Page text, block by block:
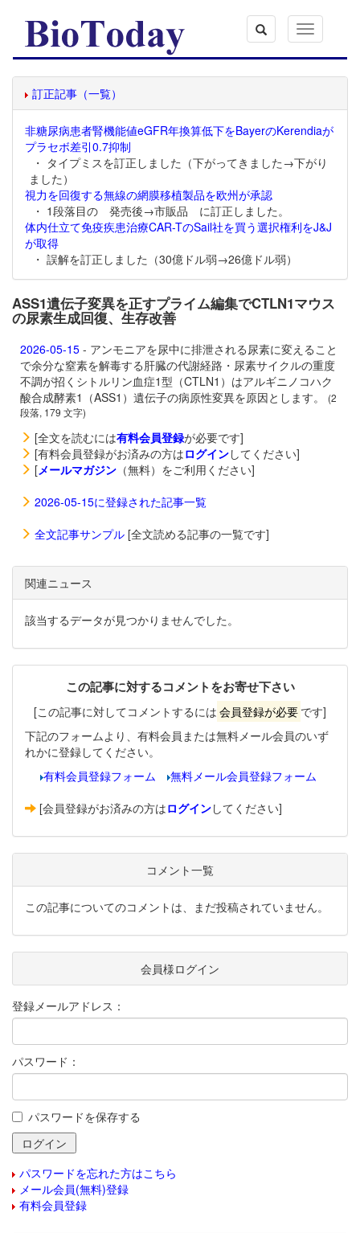
Toggle
navigation
訂正記事（一覧）
非糖尿病患者腎機能値eGFR年換算低下をBayerのKerendiaが
プラセボ差引0.7抑制
・ タイプミスを訂正しました（下がってきました→下がり
ました）
視力を回復する無線の網膜移植製品を欧州が承認
・ 1段落目の 発売後→市販品 に訂正しました。
体内仕立て免疫疾患治療CAR-TのSail社を買う選択権利をJ&J
が取得
・ 誤解を訂正しました（30億ドル弱→26億ドル弱）
ASS1遺伝子変異を正すプライム編集でCTLN1マウス
の尿素生成回復、生存改善
2026-05-15 - アンモニアを尿中に排泄される尿素に変えること
で余分な窒素を解毒する肝臓の代謝経路・尿素サイクルの重度
不調が招くシトルリン血症1型（CTLN1）はアルギニノコハク
酸合成酵素1（ASS1）遺伝子の病原性変異を原因とします。
(2
段落, 179 文字)
[全文を読むには有料会員登録が必要です]
[有料会員登録がお済みの方はログインしてください]
[メールマガジン （無料）をご利用ください]
2026-05-15に登録された記事一覧
全文記事サンプル [全文読める記事の一覧です]
関連ニュース
該当するデータが見つかりませんでした。
この記事に対するコメントをお寄せ下さい
[この記事に対してコメントするには 会員登録が必要 です]
下記のフォームより、有料会員または無料メール会員のいず
れかに登録してください。
有料会員登録フォーム
無料メール会員登録フォーム
[会員登録がお済みの方はログインしてください]
コメント一覧
この記事についてのコメントは、まだ投稿されていません。
会員様ログイン
登録メールアドレス：
パスワード：
パスワードを保存する
パスワードを忘れた方はこちら
メール会員(無料)登録
有料会員登録